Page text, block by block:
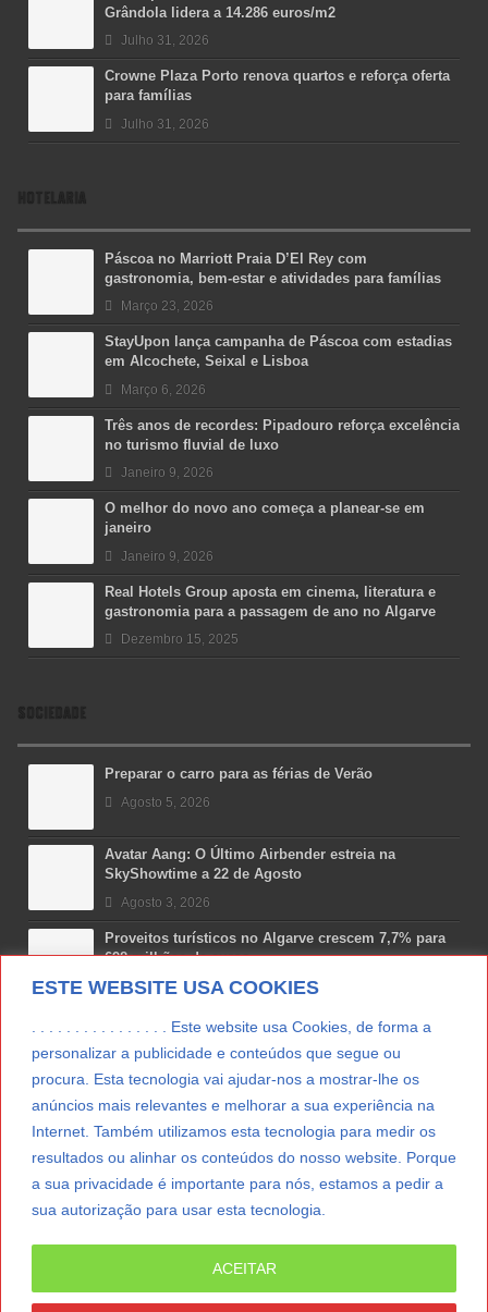
ESTE WEBSITE USA COOKIES
. . . . . . . . . . . . . . . . Este website usa Cookies, de forma a
personalizar a publicidade e conteúdos que segue ou
procura. Esta tecnologia vai ajudar-nos a mostrar-lhe os
anúncios mais relevantes e melhorar a sua experiência na
Internet. Também utilizamos esta tecnologia para medir os
resultados ou alinhar os conteúdos do nosso website. Porque
a sua privacidade é importante para nós, estamos a pedir a
sua autorização para usar esta tecnologia.
ACEITAR
Grândola lidera a 14.286 euros/m2
Julho 31, 2026
Crowne Plaza Porto renova quartos e reforça oferta
para famílias
Julho 31, 2026
HOTELARIA
Páscoa no Marriott Praia D’El Rey com
gastronomia, bem-estar e atividades para famílias
Março 23, 2026
StayUpon lança campanha de Páscoa com estadias
em Alcochete, Seixal e Lisboa
Março 6, 2026
Três anos de recordes: Pipadouro reforça excelência
no turismo fluvial de luxo
Janeiro 9, 2026
O melhor do novo ano começa a planear-se em
janeiro
Janeiro 9, 2026
Real Hotels Group aposta em cinema, literatura e
gastronomia para a passagem de ano no Algarve
Dezembro 15, 2025
SOCIEDADE
Preparar o carro para as férias de Verão
Agosto 5, 2026
Avatar Aang: O Último Airbender estreia na
SkyShowtime a 22 de Agosto
Agosto 3, 2026
Proveitos turísticos no Algarve crescem 7,7% para
698 milhões de euros
Julho 31, 2026
Costa Boal Branco 2025: nova colheita reforça
Novas 7 Maravilhas de Portugal: Setúbal recebe
final regional da Grande Lisboa
Julho 29, 2026